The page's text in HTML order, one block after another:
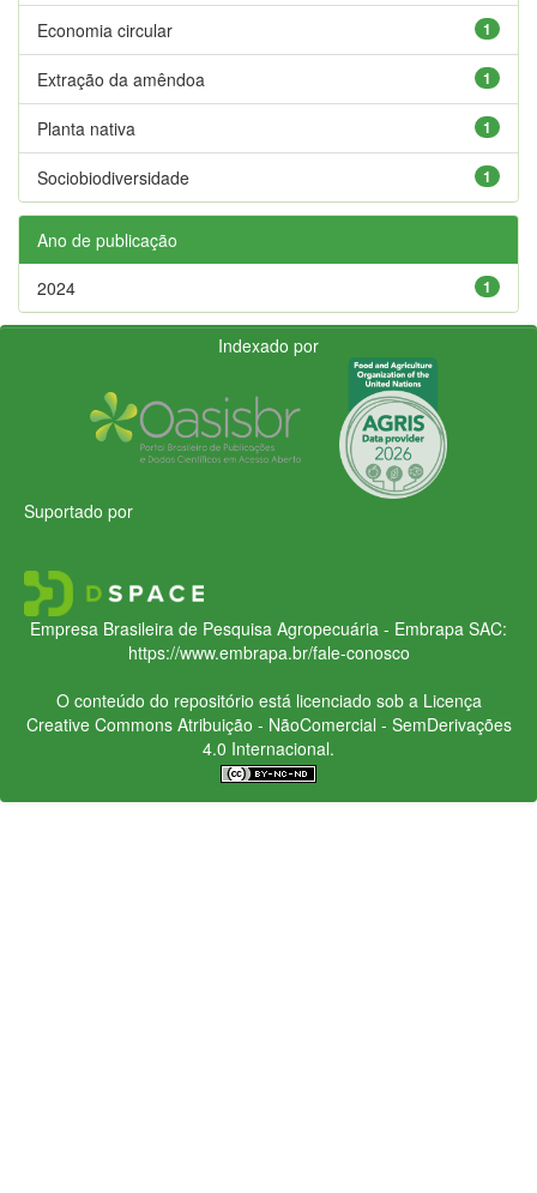
1
Economia circular
1
Extração da amêndoa
1
Planta nativa
1
Sociobiodiversidade
Ano de publicação
1
2024
Indexado por
Suportado por
Empresa Brasileira de Pesquisa Agropecuária - Embrapa SAC:
https://www.embrapa.br/fale-conosco
O conteúdo do repositório está licenciado sob a Licença
Creative CommonsAtribuição - NãoComercial - SemDerivações
4.0 Internacional.